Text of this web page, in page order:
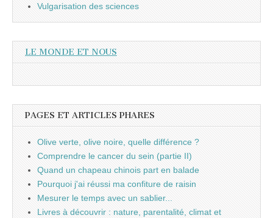
Vulgarisation des sciences
LE MONDE ET NOUS
PAGES ET ARTICLES PHARES
Olive verte, olive noire, quelle différence ?
Comprendre le cancer du sein (partie II)
Quand un chapeau chinois part en balade
Pourquoi j'ai réussi ma confiture de raisin
Mesurer le temps avec un sablier...
Livres à découvrir : nature, parentalité, climat et